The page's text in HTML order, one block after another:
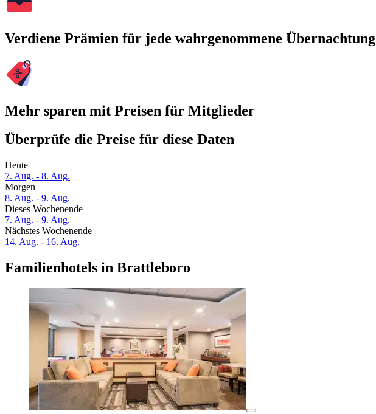
Verdiene Prämien für jede wahrgenommene Übernachtung
Mehr sparen mit Preisen für Mitglieder
Überprüfe die Preise für diese Daten
Heute
7. Aug. - 8. Aug.
Morgen
8. Aug. - 9. Aug.
Dieses Wochenende
7. Aug. - 9. Aug.
Nächstes Wochenende
14. Aug. - 16. Aug.
Familienhotels in Brattleboro